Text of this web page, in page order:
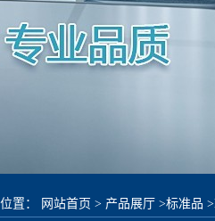
置： 网站首页 > 产品展厅 >标准品 >